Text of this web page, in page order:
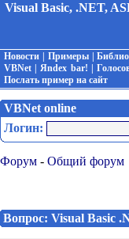
Visual Basic, .NET,
Новости Примеры|
VBNet |Яndex bar! |
Послать пример на сайт
VBNet online
Логин:
Форум - Общий форум
Вопрос: Visual Basic